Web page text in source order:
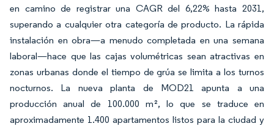
en camino de registrar una CAGR del 6,22% hasta 2031,
superando a cualquier otra categoría de producto. La rápida
instalación en obra—a menudo completada en una semana
laboral—hace que las cajas volumétricas sean atractivas en
zonas urbanas donde el tiempo de grúa se limita a los turnos
nocturnos. La nueva planta de MOD21 apunta a una
producción anual de 100.000 m², lo que se traduce en
aproximadamente 1.400 apartamentos listos para la ciudad y